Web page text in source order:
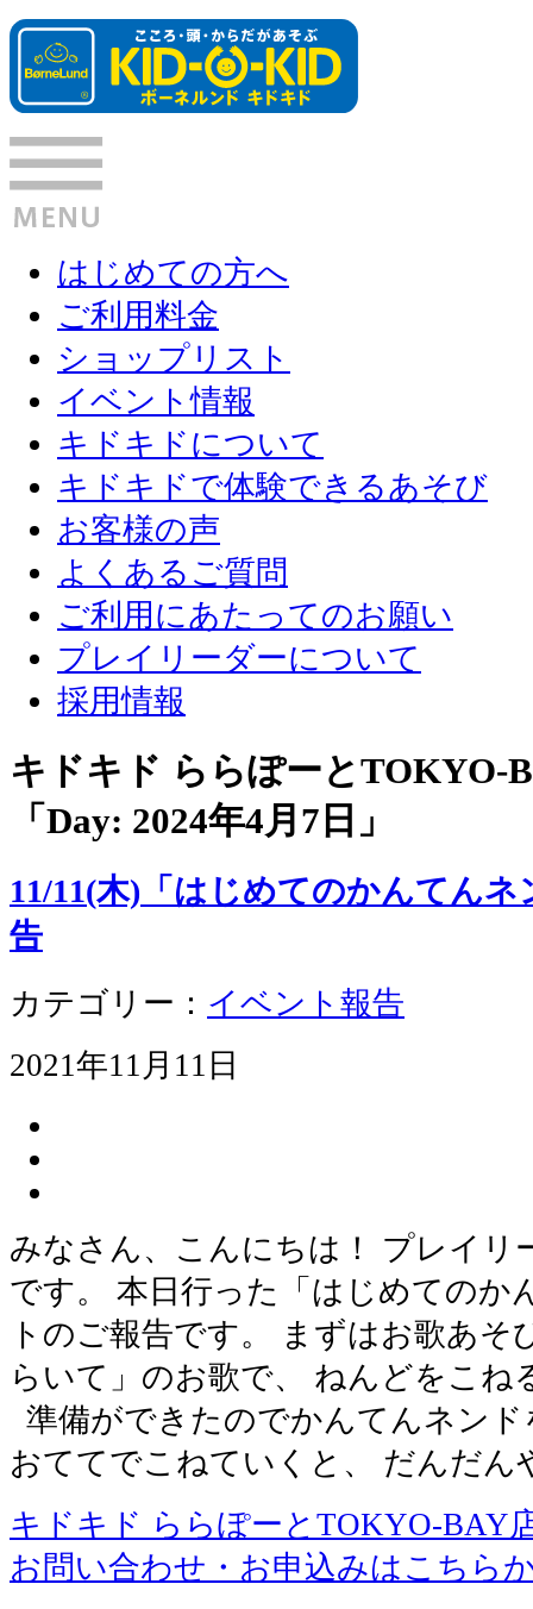
はじめての方へ
ご利用料金
ショップリスト
イベント情報
キドキドについて
キドキドで体験できるあそび
お客様の声
よくあるご質問
ご利用にあたってのお願い
プレイリーダーについて
採用情報
キドキド ららぽーと
「Day: 2024年4月7日 」
11/11(木)「はじめてのかんてん
告
カテゴリー： イベント報告
2021年11月11日
みなさん、こんにちは！ プレイリ
です。 本日行った「はじめてのか
トのご報告です。 まずはお歌あそ
らいて」のお歌で、 ねんどをこね
準備ができたのでかんてんネン
おててでこねていくと、 だんだ
キドキド ららぽーとTOKYO-BAY
お問い合わせ・お申込みはこちら